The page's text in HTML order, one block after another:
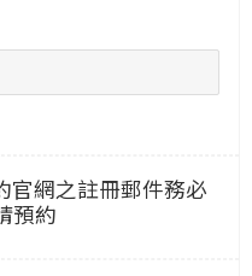
官網之註冊郵件務必
預約